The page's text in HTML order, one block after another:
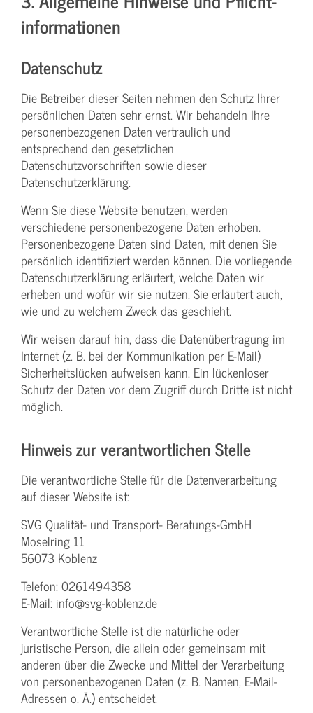
informationen
Datenschutz
Die Betreiber dieser Seiten nehmen den Schutz Ihrer
persönlichen Daten sehr ernst. Wir behandeln Ihre
personenbezogenen Daten vertraulich und
entsprechend den gesetzlichen
Datenschutzvorschriften sowie dieser
Datenschutzerklärung.
Wenn Sie diese Website benutzen, werden
verschiedene personenbezogene Daten erhoben.
Personenbezogene Daten sind Daten, mit denen Sie
persönlich identifiziert werden können. Die vorliegende
Datenschutzerklärung erläutert, welche Daten wir
erheben und wofür wir sie nutzen. Sie erläutert auch,
wie und zu welchem Zweck das geschieht.
Wir weisen darauf hin, dass die Datenübertragung im
Internet (z. B. bei der Kommunikation per E-Mail)
Sicherheitslücken aufweisen kann. Ein lückenloser
Schutz der Daten vor dem Zugriff durch Dritte ist nicht
möglich.
Hinweis zur verantwortlichen Stelle
Die verantwortliche Stelle für die Datenverarbeitung
auf dieser Website ist:
SVG Qualität- und Transport- Beratungs-GmbH
Moselring 11
56073 Koblenz
Telefon: 0261494358
E-Mail: info@svg-koblenz.de
Verantwortliche Stelle ist die natürliche oder
juristische Person, die allein oder gemeinsam mit
anderen über die Zwecke und Mittel der Verarbeitung
von personenbezogenen Daten (z. B. Namen, E-Mail-
Adressen o. Ä.) entscheidet.